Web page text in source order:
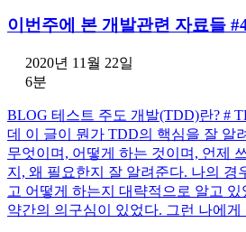
이번주에 본 개발관련 자료들
2020년 11월 22일
6분
BLOG 테스트 주도 개발(TDD)란? #
데 이 글이 뭔가 TDD의 핵심을 잘 알
무엇이며, 어떻게 하는 것이며, 언제
지, 왜 필요한지 잘 알려준다. 나의 경
고 어떻게 하는지 대략적으로 알고 있
약간의 의구심이 있었다. 그런 나에